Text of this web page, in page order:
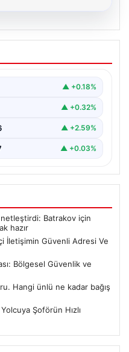
Çevrim içi
Ve Sohbet
bir tarzda irtibat kurması
▲ +0.18%
▲ +0.32%
▲ +2.59%
▲ +0.03%
netleştirdi: Batrakov için
hazır
İletişimin Güvenli Adresi Ve
Bölgesel Güvenlik ve
Hangi ünlü ne kadar bağış
Şoförün Hızlı